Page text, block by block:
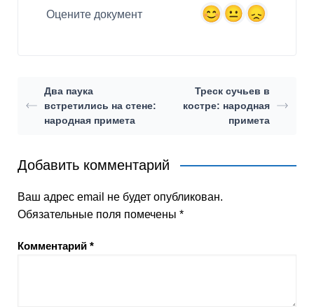
Оцените документ
Два паука
встретились на стене:
народная примета
Треск сучьев в
костре: народная
примета
Добавить комментарий
Ваш адрес email не будет опубликован.
Обязательные поля помечены *
Комментарий *